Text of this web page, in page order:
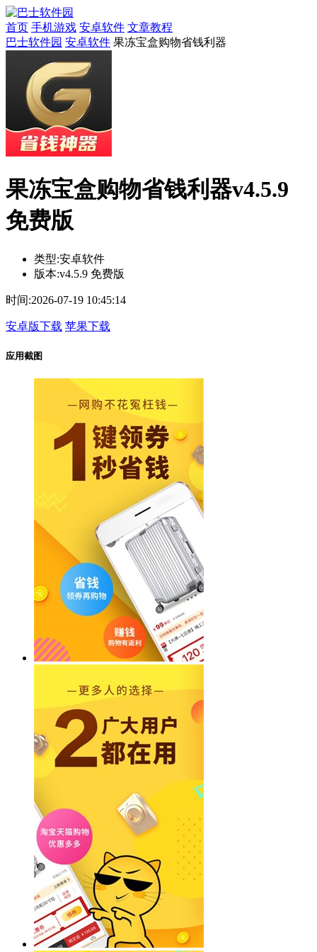
首页 手机游戏 安卓软件 文章教程
巴士软件园 安卓软件 果冻宝盒购物省钱利器
果冻宝盒购物省钱利器v4.5.9
免费版
类型:安卓软件
版本:v4.5.9 免费版
时间:2026-07-19 10:45:14
安卓版下载 苹果下载
应用截图